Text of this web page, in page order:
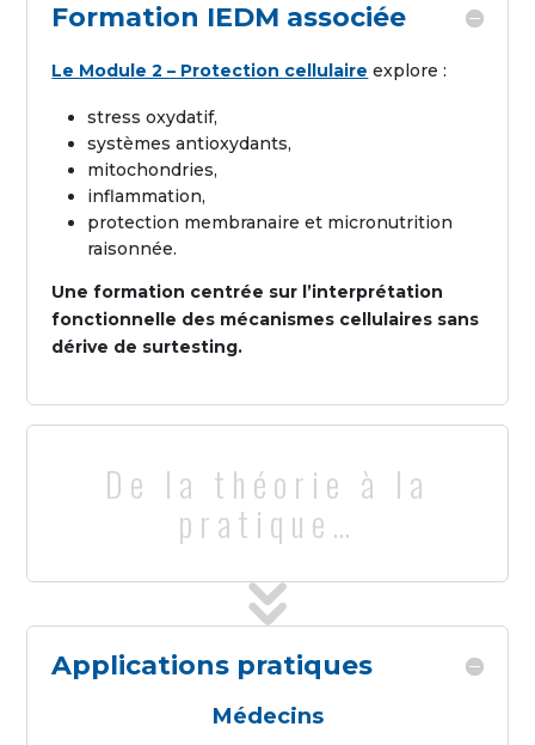
Formation IEDM associée
Le Module 2 – Protection cellulaire explore :
stress oxydatif,
systèmes antioxydants,
mitochondries,
inflammation,
protection membranaire et micronutrition
raisonnée.
Une formation centrée sur l’interprétation
fonctionnelle des mécanismes cellulaires sans
dérive de surtesting.
De la théorie à la
pratique…
Applications pratiques
Médecins